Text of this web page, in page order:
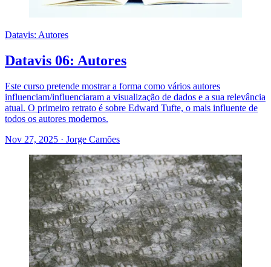
Datavis: Autores
Datavis 06: Autores
Este curso pretende mostrar a forma como vários autores
influenciam/influenciaram a visualização de dados e a sua relevância
atual. O primeiro retrato é sobre Edward Tufte, o mais influente de
todos os autores modernos.
Nov 27, 2025 · Jorge Camões